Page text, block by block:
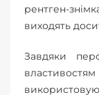
рентген-
виходять
Завдяки